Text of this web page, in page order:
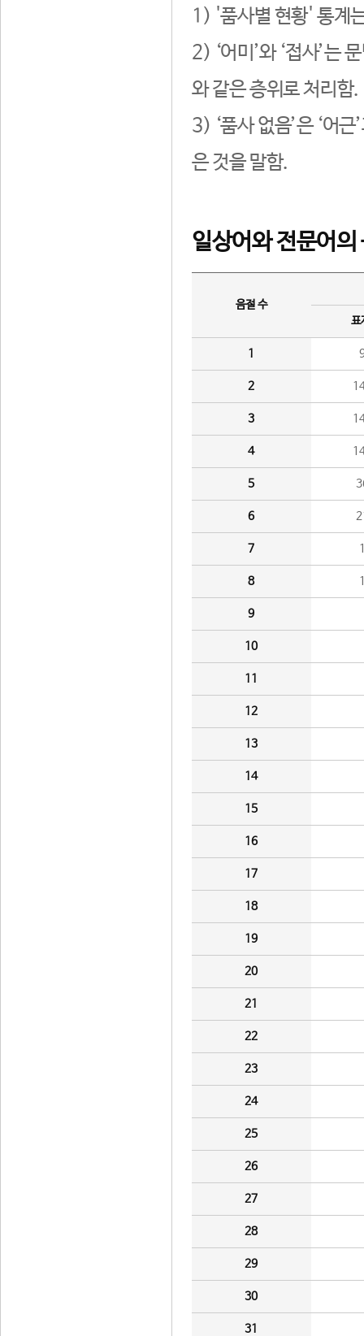
1) '품사별 현황' 통계
2) ‘어미’와 ‘접사’는
와 같은 층위로 처리함.
3) ‘품사 없음’은 ‘어
은 것을 말함.
일상어와 전문어의
음절 수
표
1
2
3
4
5
6
7
8
9
10
11
12
13
14
15
16
17
18
19
20
21
22
23
24
25
26
27
28
29
30
31